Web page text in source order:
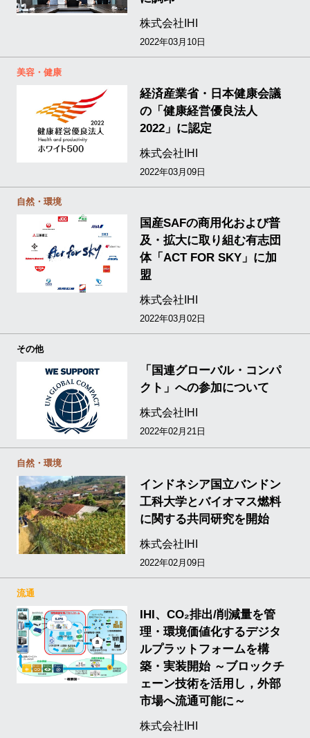
株式会社IHI
2022年03月10日
美容・健康
経済産業省・日本健康会議
の「健康経営優良法人
2022」に認定
株式会社IHI
2022年03月09日
自然・環境
国産SAFの商用化および普
及・拡大に取り組む有志団
体「ACT FOR SKY」に加
盟
株式会社IHI
2022年03月02日
その他
「国連グローバル・コンパ
クト」への参加について
株式会社IHI
2022年02月21日
自然・環境
インドネシア国立バンドン
工科大学とバイオマス燃料
に関する共同研究を開始
株式会社IHI
2022年02月09日
流通
IHI、CO₂排出/削減量を管
理・環境価値化するデジタ
ルプラットフォームを構
築・実装開始 ～ブロックチ
ェーン技術を活用し，外部
市場へ流通可能に～
株式会社IHI